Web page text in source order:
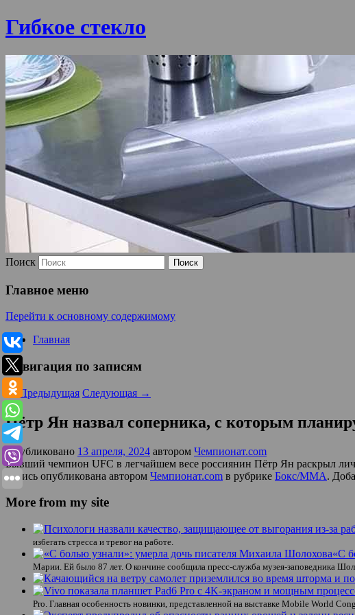
Гибкое стекло
Поиск
Главное меню
Перейти к основному содержимому
Главная
Навигация по записям
←Предыдущая Следующая →
Пётр Ян назвал соперника, с которым
Опубликовано 13 апреля, 2024 автором Чемпионат.com
Бывший чемпион UFC в легчайшем весе россиянин Пётр Ян раскрыл
Запись опубликована автором Чемпионат.com в рубрике Бокс/MMA.
More from my site
избегать стресса и тревог на работе.
«С
Марии. Ей было 87 лет. О кончине сообщила пресс-служба музея-заповедника
Pro. Главная особенность новинки, представленной на выставке Mobile World